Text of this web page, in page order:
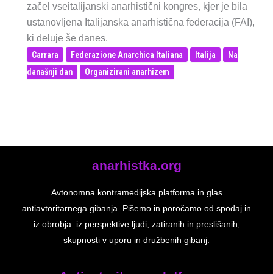
začel vseitalijanski anarhistični kongres, kjer je bila
ustanovljena Italijanska anarhistična federacija (FAI),
ki deluje še danes.
Carrara Federazione Anarchica Italiana Italija
Na
današnji dan
Organizirani anarhizem
anarhistka.org
Avtonomna kontramedijska platforma in glas
antiavtoritarnega gibanja. Pišemo in poročamo od spodaj in
iz obrobja: iz perspektive ljudi, zatiranih in preslišanih,
skupnosti v uporu in družbenih gibanj.